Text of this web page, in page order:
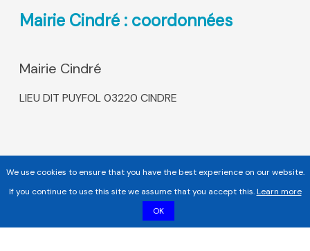
Mairie Cindré : coordonnées
Mairie Cindré
LIEU DIT PUYFOL 03220 CINDRE
We use cookies to ensure that you have the best experience on our website.
If you continue to use this site we assume that you accept this.Learn more
OK